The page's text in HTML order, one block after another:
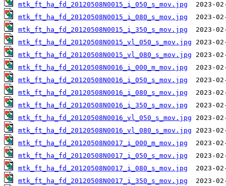
mtk_ft_ha_fd_20120508N0015_i_050_s_mov.jpg
mtk_ft_ha_fd_20120508N0015_i_080_s_mov.jpg
mtk_ft_ha_fd_20120508N0015_i_350_s_mov.jpg
mtk_ft_ha_fd_20120508N0015_vl_050_s_mov.jpg
mtk_ft_ha_fd_20120508N0015_vl_080_s_mov.jpg
mtk_ft_ha_fd_20120508N0016_i_000_m_mov.jpg
mtk_ft_ha_fd_20120508N0016_i_050_s_mov.jpg
mtk_ft_ha_fd_20120508N0016_i_080_s_mov.jpg
mtk_ft_ha_fd_20120508N0016_i_350_s_mov.jpg
mtk_ft_ha_fd_20120508N0016_vl_050_s_mov.jpg
mtk_ft_ha_fd_20120508N0016_vl_080_s_mov.jpg
mtk_ft_ha_fd_20120508N0017_i_000_m_mov.jpg
mtk_ft_ha_fd_20120508N0017_i_050_s_mov.jpg
mtk_ft_ha_fd_20120508N0017_i_080_s_mov.jpg
mtk_ft_ha_fd_20120508N0017_i_350_s_mov.jpg